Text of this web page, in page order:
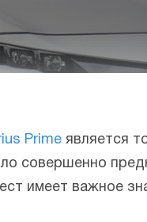
Prime является
совершенно
имеет важное